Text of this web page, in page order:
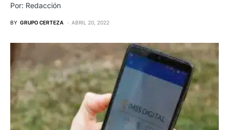
Por: Redacción
BY GRUPO CERTEZA ABRIL 20, 2022